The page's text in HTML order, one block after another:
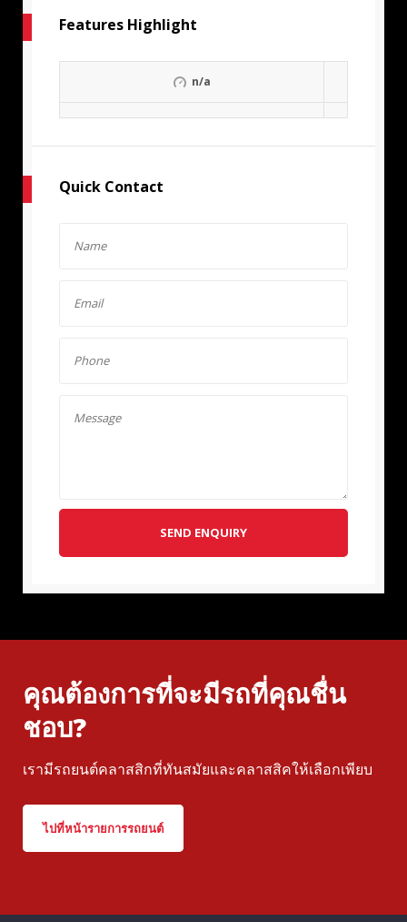
Features Highlight
n/a
Quick Contact
SEND ENQUIRY
คุณต้องการที่จะมีรถที่คุณชื่น
ชอบ?
เรามีรถยนต์คลาสสิกที่ทันสมัยและคลาสสิคให้เลือกเพียบ
ไปที่หน้ารายการรถยนต์